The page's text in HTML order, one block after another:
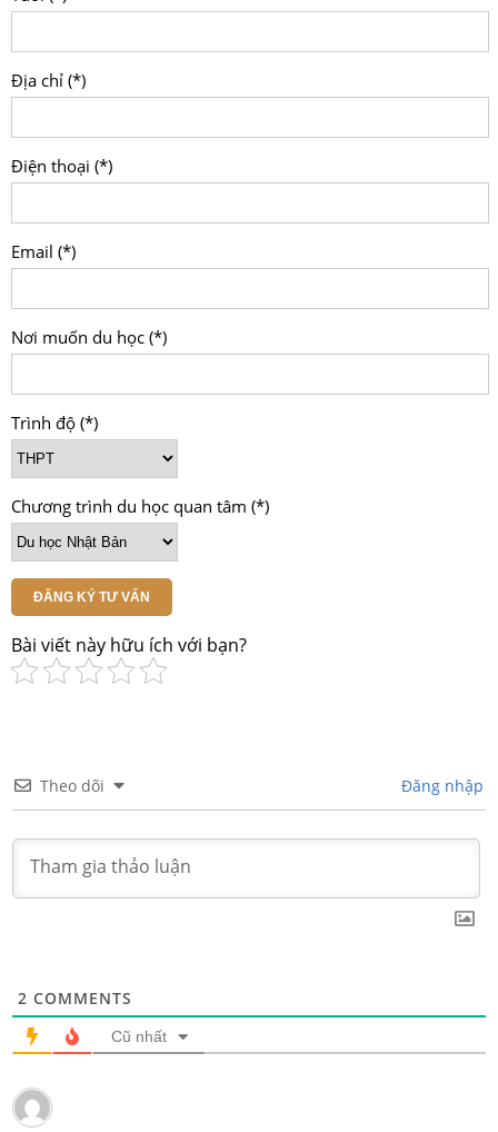
Địa chỉ (*)
Điện thoại (*)
Email (*)
Nơi muốn du học (*)
Trình độ (*)
Chương trình du học quan tâm (*)
ĐĂNG KÝ TƯ VẤN
Bài viết này hữu ích với bạn?
Theo dõi Đăng nhập
2 COMMENTS
Cũ nhất